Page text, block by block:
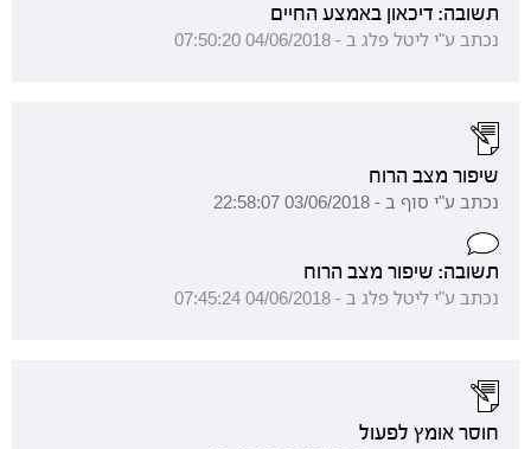
תשובה: דיכאון באמצע החיים
נכתב ע"י ליטל פלג ב - 04/06/2018 07:50:20
שיפור מצב הרוח
נכתב ע"י סוף ב - 03/06/2018 22:58:07
תשובה: שיפור מצב הרוח
נכתב ע"י ליטל פלג ב - 04/06/2018 07:45:24
חוסר אומץ לפעול